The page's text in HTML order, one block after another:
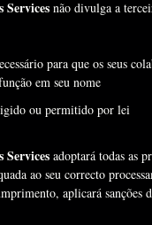
Services não divulga a
para que os seus
em seu nome
ou permitido por lei
Services adoptará todas as
ao seu correcto
aplicará sanções